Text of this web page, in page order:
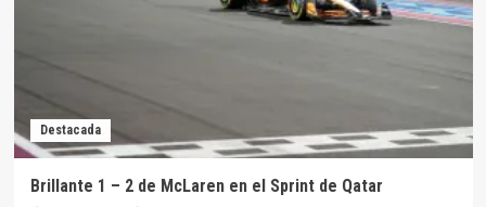
Destacada
Brillante 1 – 2 de McLaren en el Sprint de Qatar